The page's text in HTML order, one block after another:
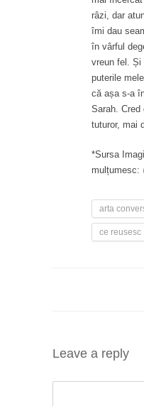
râzi, dar
îmi dau
în vârful
vreun fel. Și
puterile
că așa s-a
Sarah.
tuturor, mai
*Sursa
mulțumesc:
arta
ce reusesc
Leave a reply